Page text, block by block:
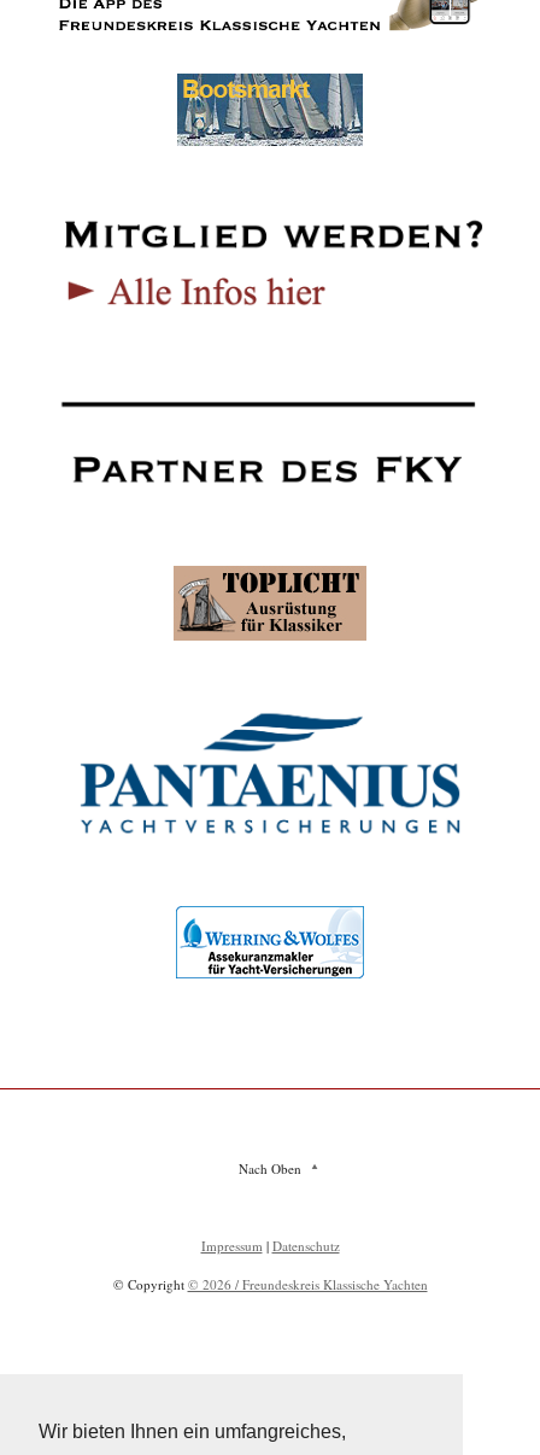
Wir bieten Ihnen ein umfangreiches,
Nach Oben
Impressum | Datenschutz
© Copyright © 2026 / Freundeskreis Klassische Yachten